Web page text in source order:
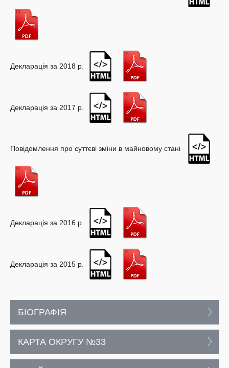
Декларація за 2018 р.
Декларація за 2017 р.
Повідомлення про суттєві зміни в майновому стані
Декларація за 2016 р.
Декларація за 2015 р.
БІОГРАФІЯ
КАРТА ОКРУГУ №33